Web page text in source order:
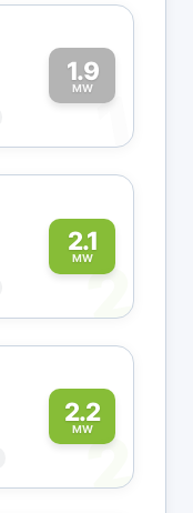
1.9
MW1
2.1
MW
2
2.2
MW2